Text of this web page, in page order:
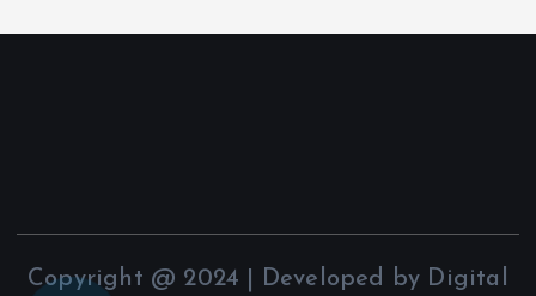
Copyright @ 2024 | Developed by Digital